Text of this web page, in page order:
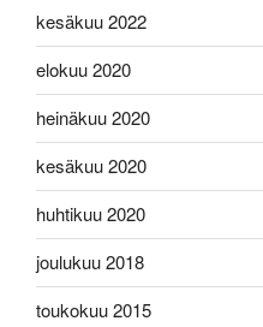
kesäkuu 2022
elokuu 2020
heinäkuu 2020
kesäkuu 2020
huhtikuu 2020
joulukuu 2018
toukokuu 2015